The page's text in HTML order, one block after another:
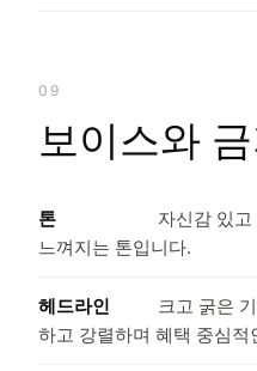
09
보이스와
톤
자신감 있
느껴지는 톤입니다.
헤드라인
크고 굵은
하고 강렬하며 혜택 중심적